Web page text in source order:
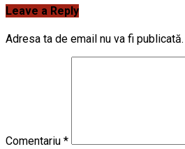
Leave a Reply
Adresa ta de email nu va fi publicată.
Comentariu *